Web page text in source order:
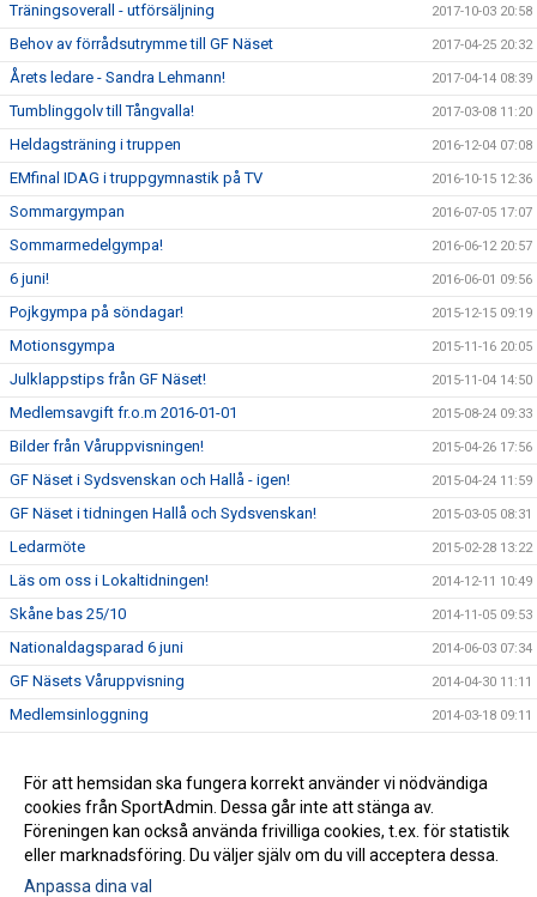
Träningsoverall - utförsäljning 2017-10-03 20:58
Behov av förrådsutrymme till GF Näset 2017-04-25 20:32
Årets ledare - Sandra Lehmann! 2017-04-14 08:39
Tumblinggolv till Tångvalla! 2017-03-08 11:20
Heldagsträning i truppen 2016-12-04 07:08
EMfinal IDAG i truppgymnastik på TV 2016-10-15 12:36
Sommargympan 2016-07-05 17:07
Sommarmedelgympa! 2016-06-12 20:57
6 juni! 2016-06-01 09:56
Pojkgympa på söndagar! 2015-12-15 09:19
Motionsgympa 2015-11-16 20:05
Julklappstips från GF Näset! 2015-11-04 14:50
Medlemsavgift fr.o.m 2016-01-01 2015-08-24 09:33
Bilder från Våruppvisningen! 2015-04-26 17:56
GF Näset i Sydsvenskan och Hallå - igen! 2015-04-24 11:59
GF Näset i tidningen Hallå och Sydsvenskan! 2015-03-05 08:31
Ledarmöte 2015-02-28 13:22
Läs om oss i Lokaltidningen! 2014-12-11 10:49
Skåne bas 25/10 2014-11-05 09:53
Nationaldagsparad 6 juni 2014-06-03 07:34
GF Näsets Våruppvisning 2014-04-30 11:11
Medlemsinloggning 2014-03-18 09:11
Terminsavslutning för alla ledare! 2013-12-17 19:05
Nytt i GF Näset shopen: Träningsbyxor 2013-12-13 22:17
För att hemsidan ska fungera korrekt använder vi nödvändiga
cookies från SportAdmin. Dessa går inte att stänga av.
Föreningen kan också använda frivilliga cookies, t.ex. för statistik
eller marknadsföring. Du väljer själv om du vill acceptera dessa.
Anpassa dina val